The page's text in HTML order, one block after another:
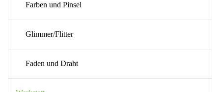
Farben und Pinsel
Glimmer/Flitter
Faden und Draht